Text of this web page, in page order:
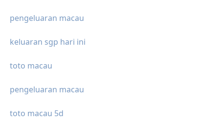
pengeluaran macau
keluaran sgp hari ini
toto macau
pengeluaran macau
toto macau 5d